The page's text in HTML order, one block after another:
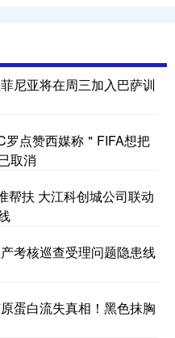
尼亚将在周三加入巴萨训
点赞西媒称＂FIFA想把
取消
帮扶 大江科创城公司联动
考核巡查受理问题隐患线
蛋白流失真相！黑色抹胸